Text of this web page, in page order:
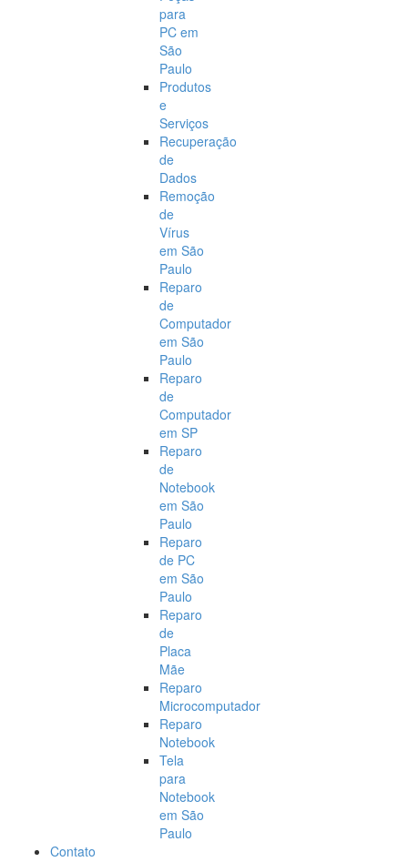
para
PC em
São
Paulo
Produtos
e
Serviços
Recuperação
de
Dados
Remoção
de
Vírus
em São
Paulo
Reparo
de
Computador
em São
Paulo
Reparo
de
Computador
em SP
Reparo
de
Notebook
em São
Paulo
Reparo
de PC
em São
Paulo
Reparo
de
Placa
Mãe
Reparo
Microcomputador
Reparo
Notebook
Tela
para
Notebook
em São
Paulo
Contato